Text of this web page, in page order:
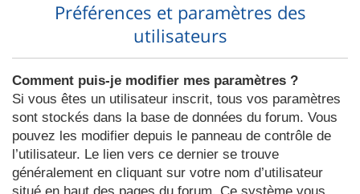
Préférences et paramètres des
utilisateurs
Comment puis-je modifier mes paramètres ?
Si vous êtes un utilisateur inscrit, tous vos paramètres
sont stockés dans la base de données du forum. Vous
pouvez les modifier depuis le panneau de contrôle de
l’utilisateur. Le lien vers ce dernier se trouve
généralement en cliquant sur votre nom d’utilisateur